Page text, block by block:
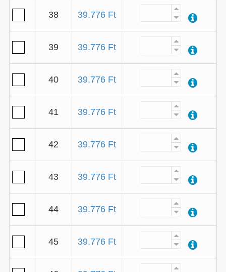
38 39.776 Ft
39 39.776 Ft
40 39.776 Ft
41 39.776 Ft
42 39.776 Ft
43 39.776 Ft
44 39.776 Ft
45 39.776 Ft